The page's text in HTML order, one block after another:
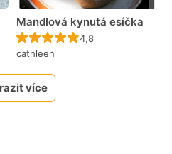
hodnocen
Mandlová kynutá esíčka
Recept ještě nebyl
4,8
cathleen
více